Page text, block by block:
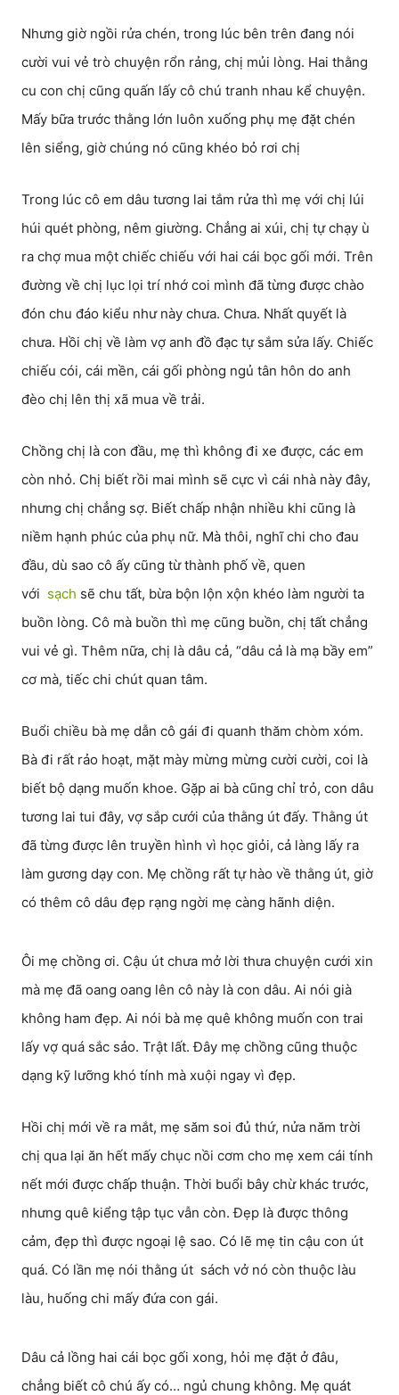
Nhưng giờ ngồi rửa chén, trong lúc bên trên đang nói
cười vui vẻ trò chuyện rổn rảng, chị mủi lòng. Hai thằng
cu con chị cũng quấn lấy cô chú tranh nhau kể chuyện.
Mấy bữa trước thằng lớn luôn xuống phụ mẹ đặt chén
lên siểng, giờ chúng nó cũng khéo bỏ rơi chị
Trong lúc cô em dâu tương lai tắm rửa thì mẹ với chị lúi
húi quét phòng, nêm giường. Chẳng ai xúi, chị tự chạy ù
ra chợ mua một chiếc chiếu với hai cái bọc gối mới. Trên
đường về chị lục lọi trí nhớ coi mình đã từng được chào
đón chu đáo kiểu như này chưa. Chưa. Nhất quyết là
chưa. Hồi chị về làm vợ anh đồ đạc tự sắm sửa lấy. Chiếc
chiếu cói, cái mền, cái gối phòng ngủ tân hôn do anh
đèo chị lên thị xã mua về trải.
Chồng chị là con đầu, mẹ thì không đi xe được, các em
còn nhỏ. Chị biết rồi mai mình sẽ cực vì cái nhà này đây,
nhưng chị chẳng sợ. Biết chấp nhận nhiều khi cũng là
niềm hạnh phúc của phụ nữ. Mà thôi, nghĩ chi cho đau
đầu, dù sao cô ấy cũng từ thành phố về, quen
với sạch sẽ chu tất, bừa bộn lộn xộn khéo làm người ta
buồn lòng. Cô mà buồn thì mẹ cũng buồn, chị tất chẳng
vui vẻ gì. Thêm nữa, chị là dâu cả, “dâu cả là mạ bầy em”
cơ mà, tiếc chi chút quan tâm.
Buổi chiều bà mẹ dẫn cô gái đi quanh thăm chòm xóm.
Bà đi rất rảo hoạt, mặt mày mừng mừng cười cười, coi là
biết bộ dạng muốn khoe. Gặp ai bà cũng chỉ trỏ, con dâu
tương lai tui đây, vợ sắp cưới của thằng út đấy. Thằng út
đã từng được lên truyền hình vì học giỏi, cả làng lấy ra
làm gương dạy con. Mẹ chồng rất tự hào về thằng út, giờ
có thêm cô dâu đẹp rạng ngời mẹ càng hãnh diện.
Ôi mẹ chồng ơi. Cậu út chưa mở lời thưa chuyện cưới xin
mà mẹ đã oang oang lên cô này là con dâu. Ai nói già
không ham đẹp. Ai nói bà mẹ quê không muốn con trai
lấy vợ quá sắc sảo. Trật lất. Đây mẹ chồng cũng thuộc
dạng kỹ lưỡng khó tính mà xuội ngay vì đẹp.
Hồi chị mới về ra mắt, mẹ săm soi đủ thứ, nửa năm trời
chị qua lại ăn hết mấy chục nồi cơm cho mẹ xem cái tính
nết mới được chấp thuận. Thời buổi bây chừ khác trước,
nhưng quê kiểng tập tục vẫn còn. Đẹp là được thông
cảm, đẹp thì được ngoại lệ sao. Có lẽ mẹ tin cậu con út
quá. Có lần mẹ nói thằng út sách vở nó còn thuộc làu
làu, huống chi mấy đứa con gái.
Dâu cả lồng hai cái bọc gối xong, hỏi mẹ đặt ở đâu,
chẳng biết cô chú ấy có… ngủ chung không. Mẹ quát